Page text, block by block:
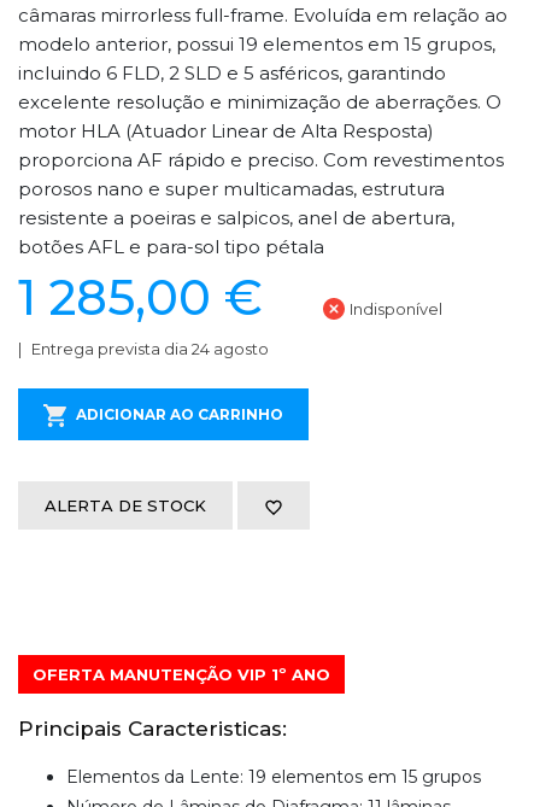
câmaras mirrorless full-frame. Evoluída em relação ao
modelo anterior, possui 19 elementos em 15 grupos,
incluindo 6 FLD, 2 SLD e 5 asféricos, garantindo
excelente resolução e minimização de aberrações. O
motor HLA (Atuador Linear de Alta Resposta)
proporciona AF rápido e preciso. Com revestimentos
porosos nano e super multicamadas, estrutura
resistente a poeiras e salpicos, anel de abertura,
botões AFL e para-sol tipo pétala
1 285,00 € Indisponível
Entrega prevista dia 24 agosto
ADICIONAR AO CARRINHO
ALERTA DE STOCK
OFERTA MANUTENÇÃO VIP 1º ANO
Principais Caracteristicas:
Elementos da Lente: 19 elementos em 15 grupos